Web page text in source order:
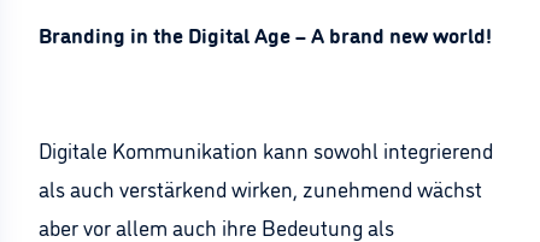
Branding in the Digital Age – A brand new world!
Digitale Kommunikation kann sowohl integrierend
als auch verstärkend wirken, zunehmend wächst
aber vor allem auch ihre Bedeutung als